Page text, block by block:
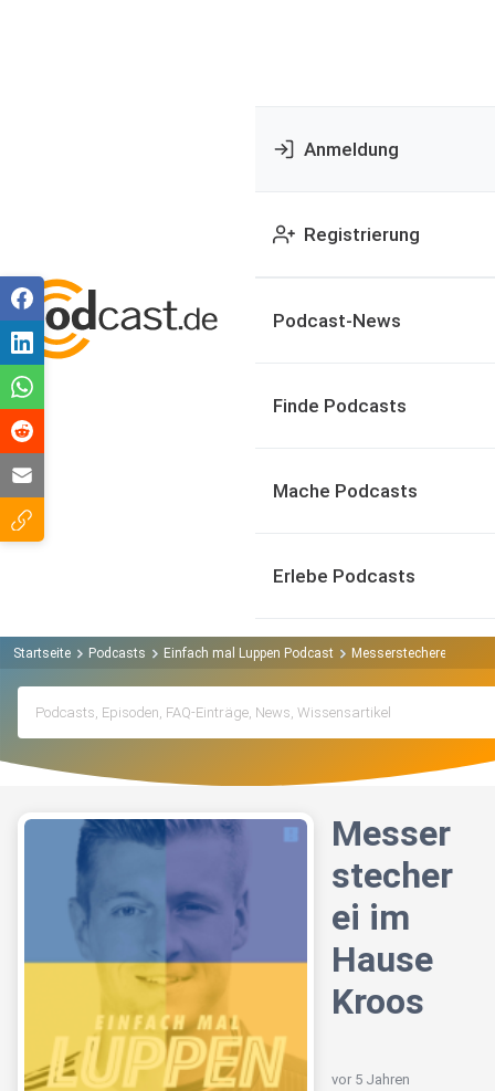
Anmeldung
Registrierung
Podcast-News
Finde Podcasts
Mache Podcasts
Erlebe Podcasts
Startseite Podcasts Einfach mal Luppen Podcast Messerstecherei im
Messer
stecher
ei im
Hause
Kroos
vor 5 Jahren